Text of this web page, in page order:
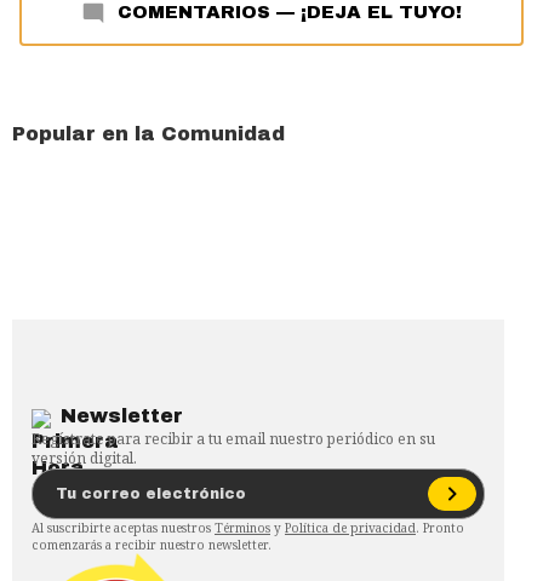
COMENTARIOS — ¡DEJA EL TUYO!
Popular en la Comunidad
Newsletter
Regístrate para recibir a tu email nuestro periódico en su
versión digital.
Al suscribirte aceptas nuestros Términos y Política de privacidad. Pronto
comenzarás a recibir nuestro newsletter.